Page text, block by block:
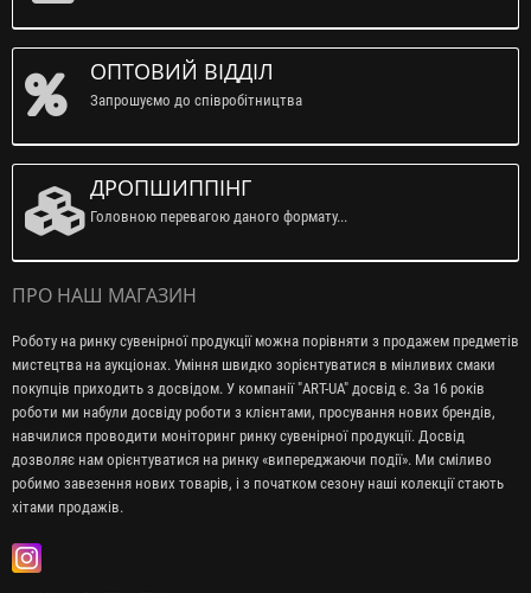
ОПТОВИЙ ВІДДІЛ
Запрошуємо до співробітництва
ДРОПШИППІНГ
Головною перевагою даного формату...
ПРО НАШ МАГАЗИН
Роботу на ринку сувенірної продукції можна порівняти з продажем предметів
мистецтва на аукціонах. Уміння швидко зорієнтуватися в мінливих смаки
покупців приходить з досвідом. У компанії "ART-UA" досвід є. За 16 років
роботи ми набули досвіду роботи з клієнтами, просування нових брендів,
навчилися проводити моніторинг ринку сувенірної продукції. Досвід
дозволяє нам орієнтуватися на ринку «випереджаючи події». Ми сміливо
робимо завезення нових товарів, і з початком сезону наші колекції стають
хітами продажів.